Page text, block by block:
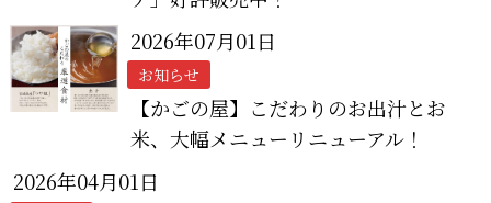
2026年07月01日
お知らせ
【かごの屋】こだわりのお出汁とお
米、大幅メニューリニューアル！
2026年04月01日